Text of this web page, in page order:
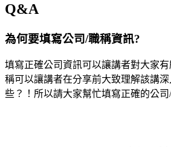
Q&A
為何要填寫公司/職稱資訊?
填寫正確公司資訊可以讓講者對大家
稱可以讓講者在分享前大致理解該講
些？！所以請大家幫忙填寫正確的公司